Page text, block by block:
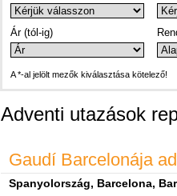
Ár (tól-ig)
A *-al jelölt mezők kiválasztása kötelező!
Adventi utazások
Gaudí Barcelonája
Spanyolország, Barcelona,